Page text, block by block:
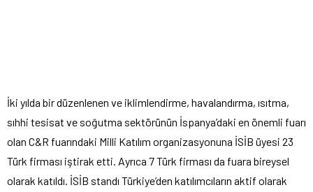
İki yılda bir düzenlenen ve iklimlendirme, havalandırma, ısıtma,
sıhhi tesisat ve soğutma sektörünün İspanya’daki en önemli fuarı
olan C&R fuarındaki Milli Katılım organizasyonuna İSİB üyesi 23
Türk firması iştirak etti. Ayrıca 7 Türk firması da fuara bireysel
olarak katıldı. İSİB standı Türkiye’den katılımcıların aktif olarak